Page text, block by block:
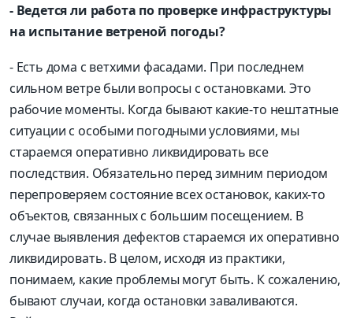
- Ведется ли работа по проверке инфраструктуры
на испытание ветреной погоды?
- Есть дома с ветхими фасадами. При последнем
сильном ветре были вопросы с остановками. Это
рабочие моменты. Когда бывают какие-то нештатные
ситуации с особыми погодными условиями, мы
стараемся оперативно ликвидировать все
последствия. Обязательно перед зимним периодом
перепроверяем состояние всех остановок, каких-то
объектов, связанных с большим посещением. В
случае выявления дефектов стараемся их оперативно
ликвидировать. В целом, исходя из практики,
понимаем, какие проблемы могут быть. К сожалению,
бывают случаи, когда остановки заваливаются.